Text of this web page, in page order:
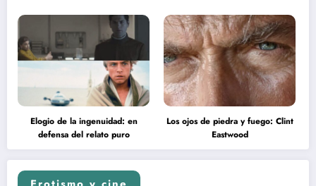
Elogio de la ingenuidad: en
defensa del relato puro
Los ojos de piedra y fuego: Clint
Eastwood